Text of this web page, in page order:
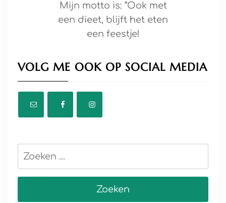
Mijn motto is: “Ook met
een dieet, blijft het eten
een feestje!
VOLG ME OOK OP SOCIAL MEDIA
Zoeken